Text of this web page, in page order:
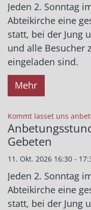
Jeden 2. Sonntag
Abteikirche eine
statt, bei der Jung
und alle Besucher
eingeladen sind.
Mehr
Kommt lasset uns
Gebeten
11. Okt. 2026 16:30 -
Jeden 2. Sonntag
Abteikirche eine
statt, bei der Jung